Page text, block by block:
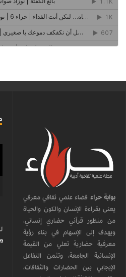
بوابة حراء فضاء علمي ثقافي معرفي
يعنى بقراءة الإنسان والكون والحياة
من منظور قرآني حضاري إنساني،
ويهدف إلى الإسهام في بناء رؤية
معرفية حضارية تعلي من القيمة
الإنسانية الجامعة، وتثمن التفاعل
الإيجابي بين الحضارات والثقافات،